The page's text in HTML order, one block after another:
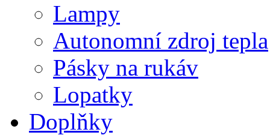
Lampy
Autonomní zdroj tepla
Pásky na rukáv
Lopatky
Doplňky